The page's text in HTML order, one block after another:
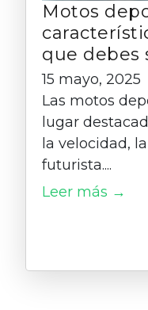
Motos
que debes
15 mayo, 2025
Las motos
lugar
la velocidad,
futurista....
Leer más →